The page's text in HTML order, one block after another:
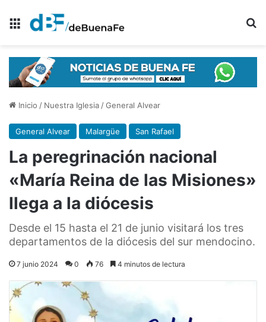
Menú
Inicio / Nuestra Iglesia/General Alvear
General Alvear Malargüe San Rafael
La peregrinación nacional
«María Reina de las Misiones»
llega a la diócesis
Desde el 15 hasta el 21 de junio visitará los tres
departamentos de la diócesis del sur mendocino.
7 junio 2024 0 76 4 minutos de lectura